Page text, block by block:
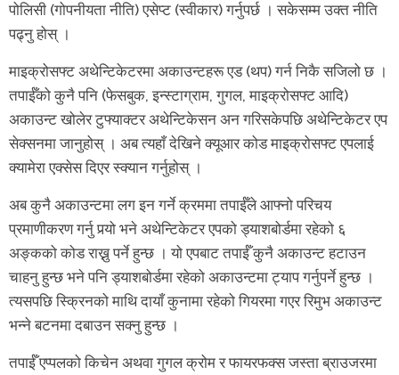
पोलिसी (गोपनीयता नीति) एसेप्ट (स्वीकार) गर्नुपर्छ । सकेसम्म उक्त नीति
पढ्नु होस् ।
माइक्रोसफ्ट अथेन्टिकेटरमा अकाउन्टहरू एड (थप) गर्न निकै सजिलो छ ।
तपाईँको कुनै पनि (फेसबुक, इन्स्टाग्राम, गुगल, माइक्रोसफ्ट आदि)
अकाउन्ट खोलेर टुफ्याक्टर अथेन्टिकेसन अन गरिसकेपछि अथेन्टिकेटर एप
सेक्सनमा जानुहोस् । अब त्यहाँ देखिने क्यूआर कोड माइक्रोसफ्ट एपलाई
क्यामेरा एक्सेस दिएर स्क्यान गर्नुहोस् ।
अब कुनै अकाउन्टमा लग इन गर्ने क्रममा तपाईँले आफ्नो परिचय
प्रमाणीकरण गर्नु पर्‍यो भने अथेन्टिकेटर एपको ड्याशबोर्डमा रहेको ६
अङ्कको कोड राख्नु पर्ने हुन्छ । यो एपबाट तपाईँ कुनै अकाउन्ट हटाउन
चाहनु हुन्छ भने पनि ड्याशबोर्डमा रहेको अकाउन्टमा ट्याप गर्नुपर्ने हुन्छ ।
त्यसपछि स्क्रिनको माथि दायाँ कुनामा रहेको गियरमा गएर रिमुभ अकाउन्ट
भन्ने बटनमा दबाउन सक्नु हुन्छ ।
तपाईँ एप्पलको किचेन अथवा गुगल क्रोम र फायरफक्स जस्ता ब्राउजरमा